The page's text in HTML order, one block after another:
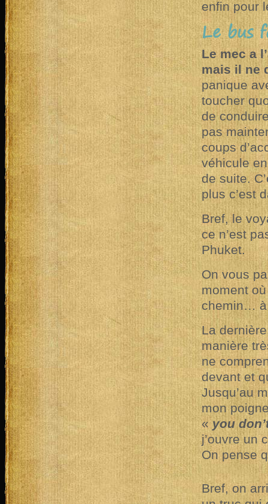
enfin pour
Le bus
Le mec a
mais il ne
panique
toucher
de
pas
coups
véhicule
de suite.
plus c’est
Bref, le
ce n’est
Phuket.
On vous
moment
chemin… à
La
manière
ne
devant et
Jusqu’au
mon
«you
j’ouvre un
On pense
Bref, on